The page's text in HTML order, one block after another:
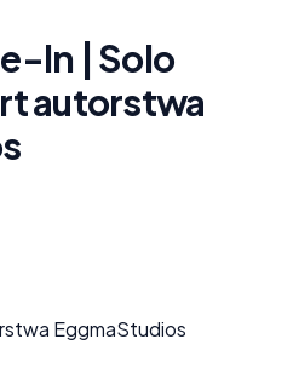
In | Solo
autorstwa
EggmaStudios